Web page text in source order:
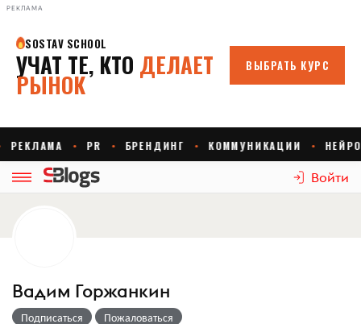
РЕКЛАМА
Войти
Вадим Горжанкин
Подписаться Пожаловаться